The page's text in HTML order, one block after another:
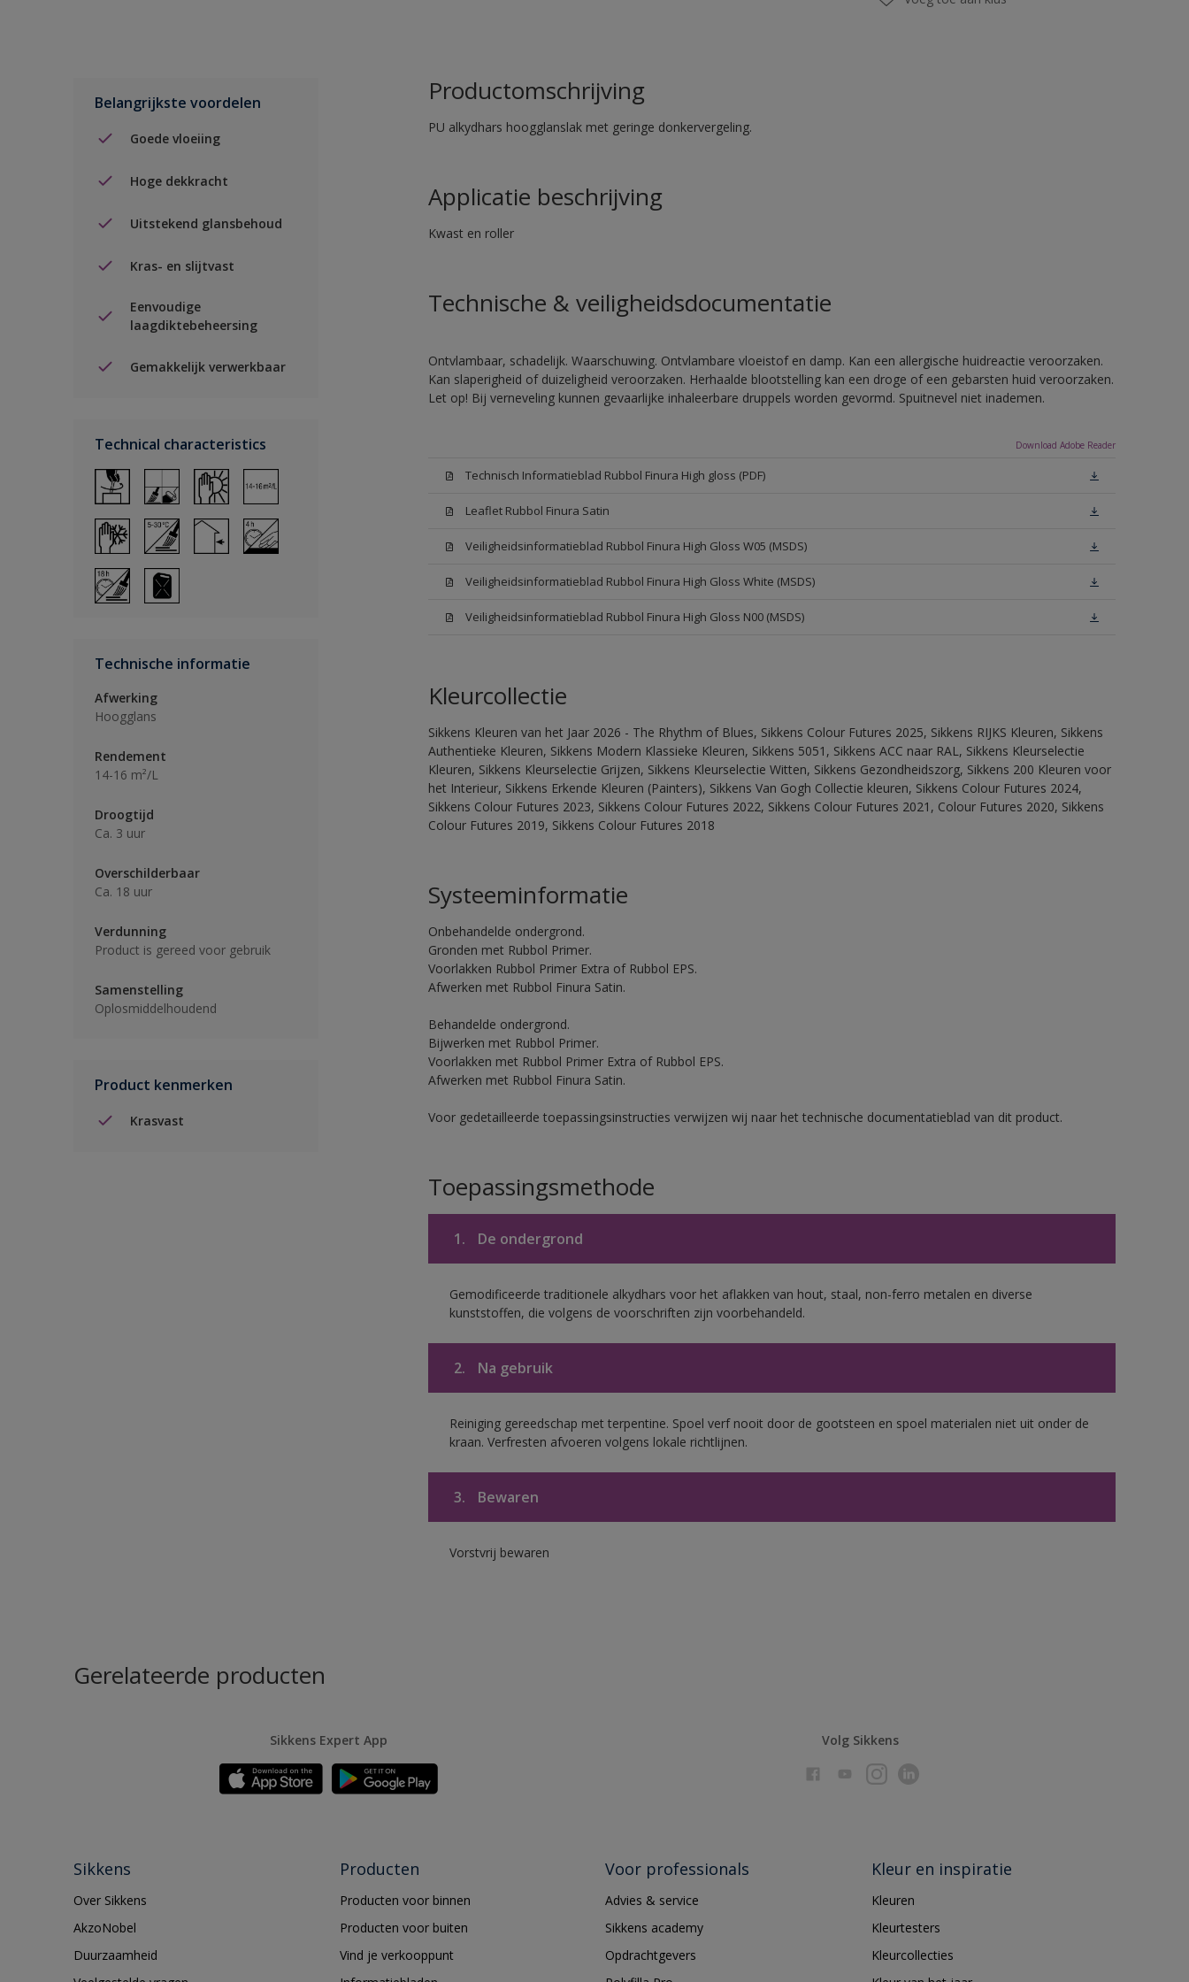
Belangrijkste voordelen
Goede vloeiing
Hoge dekkracht
Uitstekend glansbehoud
Kras- en slijtvast
Eenvoudige
laagdiktebeheersing
Gemakkelijk verwerkbaar
Technical characteristics
Technische informatie
Afwerking
Hoogglans
Rendement
14-16 m²/L
Droogtijd
Ca. 3 uur
Overschilderbaar
Ca. 18 uur
Verdunning
Product is gereed voor gebruik
Samenstelling
Oplosmiddelhoudend
Product kenmerken
Krasvast
Productomschrijving
PU alkydhars hoogglanslak met geringe donkervergeling.
Applicatie beschrijving
Kwast en roller
Technische & veiligheidsdocumentatie
Ontvlambaar, schadelijk. Waarschuwing. Ontvlambare vloeistof en damp. Kan een allergische huidreactie veroorzaken.
Kan slaperigheid of duizeligheid veroorzaken. Herhaalde blootstelling kan een droge of een gebarsten huid veroorzaken.
Let op! Bij verneveling kunnen gevaarlijke inhaleerbare druppels worden gevormd. Spuitnevel niet inademen.
Download Adobe Reader
Technisch Informatieblad Rubbol Finura High gloss (PDF)
Leaflet Rubbol Finura Satin
Veiligheidsinformatieblad Rubbol Finura High Gloss W05 (MSDS)
Veiligheidsinformatieblad Rubbol Finura High Gloss White (MSDS)
Veiligheidsinformatieblad Rubbol Finura High Gloss N00 (MSDS)
Kleurcollectie
Sikkens Kleuren van het Jaar 2026 - The Rhythm of Blues, Sikkens Colour Futures 2025, Sikkens RIJKS Kleuren, Sikkens
Authentieke Kleuren, Sikkens Modern Klassieke Kleuren, Sikkens 5051, Sikkens ACC naar RAL, Sikkens Kleurselectie
Kleuren, Sikkens Kleurselectie Grijzen, Sikkens Kleurselectie Witten, Sikkens Gezondheidszorg, Sikkens 200 Kleuren voor
het Interieur, Sikkens Erkende Kleuren (Painters), Sikkens Van Gogh Collectie kleuren, Sikkens Colour Futures 2024,
Sikkens Colour Futures 2023, Sikkens Colour Futures 2022, Sikkens Colour Futures 2021, Colour Futures 2020, Sikkens
Colour Futures 2019, Sikkens Colour Futures 2018
Systeeminformatie
Onbehandelde ondergrond.
Gronden met Rubbol Primer.
Voorlakken Rubbol Primer Extra of Rubbol EPS.
Afwerken met Rubbol Finura Satin.
Behandelde ondergrond.
Bijwerken met Rubbol Primer.
Voorlakken met Rubbol Primer Extra of Rubbol EPS.
Afwerken met Rubbol Finura Satin.
Voor gedetailleerde toepassingsinstructies verwijzen wij naar het technische documentatieblad van dit product.
Toepassingsmethode
1. De ondergrond
Gemodificeerde traditionele alkydhars voor het aflakken van hout, staal, non-ferro metalen en diverse
kunststoffen, die volgens de voorschriften zijn voorbehandeld.
2. Na gebruik
Reiniging gereedschap met terpentine. Spoel verf nooit door de gootsteen en spoel materialen niet uit onder de
kraan. Verfresten afvoeren volgens lokale richtlijnen.
3. Bewaren
Vorstvrij bewaren
Gerelateerde producten
Sikkens Expert App Volg Sikkens
Sikkens
Over Sikkens
AkzoNobel
Duurzaamheid
Producten
Producten voor binnen
Producten voor buiten
Vind je verkooppunt
Voor professionals
Advies & service
Sikkens academy
Opdrachtgevers
Kleur en inspiratie
Kleuren
Kleurtesters
Kleurcollecties